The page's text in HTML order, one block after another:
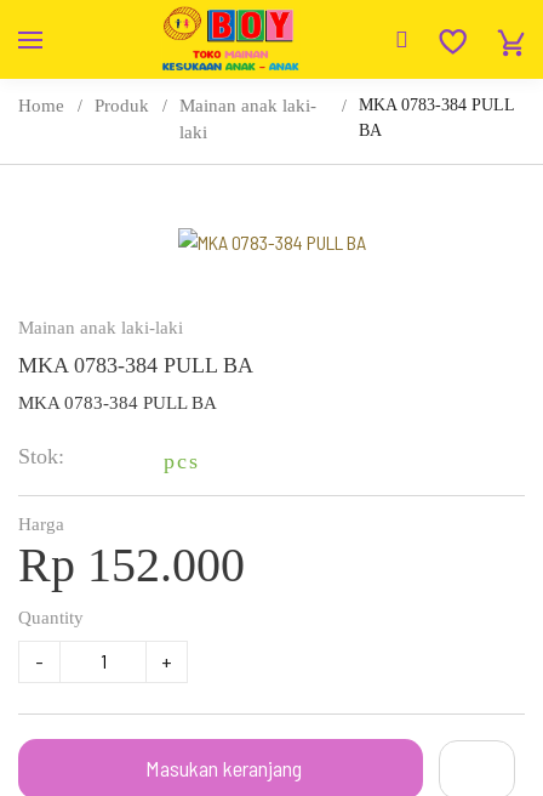
Home Produk
Mainan anak laki-
laki
MKA 0783-384 PULL
BA
Mainan anak laki-laki
MKA 0783-384 PULL BA
MKA 0783-384 PULL BA
Stok: pcs
Harga
Rp 152.000
Quantity
- +
Masukan keranjang